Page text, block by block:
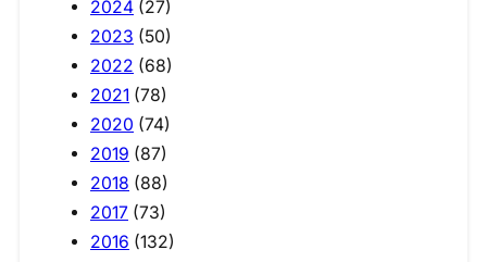
2024 (27)
2023 (50)
2022 (68)
2021 (78)
2020 (74)
2019 (87)
2018 (88)
2017 (73)
2016 (132)